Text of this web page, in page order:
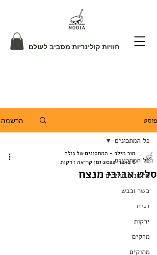
חוויות קולינריות מסביב לעולם
פוסט הרשמה
כל המתכונים
מתכונים מהירים
בשר וכבש
דגים
ירקות
מרקים
מתוקים
כל המתכונים
סלט אביבי מנצח
מור מילר - המתכונים של נולה
6 באפר׳ 2022
זמן קריאה 1 דקות